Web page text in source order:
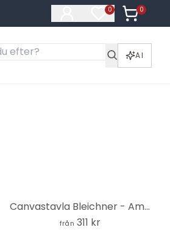
0
Artiklar på
0
Artiklar i
AI
Canvastavla Bleichner - Amsterdam
från 311 kr